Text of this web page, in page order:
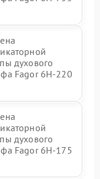
духового
Fagor 6H-220
духового
Fagor 6H-175